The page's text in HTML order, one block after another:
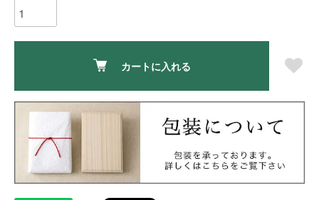
カートに入れる